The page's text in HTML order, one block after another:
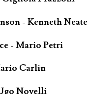
- Kenneth Neate
- Mario Petri
Carlin
Novelli